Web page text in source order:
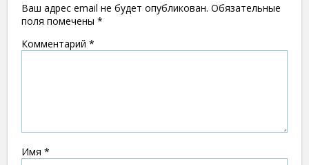
Ваш адрес email не будет опубликован. Обязательные
поля помечены *
Комментарий *
Имя *